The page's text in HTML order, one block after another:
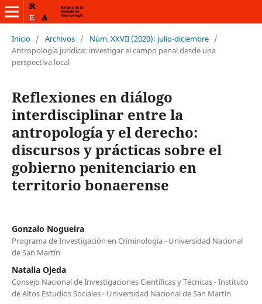
Inicio / Archivos / Núm. XXVII (2020): julio-diciembre /
Antropología jurídica: investigar el campo penal desde una
perspectiva local
Reflexiones en diálogo
interdisciplinar entre la
antropología y el derecho:
discursos y prácticas sobre el
gobierno penitenciario en
territorio bonaerense
Gonzalo Nogueira
Programa de Investigación en Criminología - Universidad Nacional
de San Martín
Natalia Ojeda
Consejo Nacional de Investigaciones Científicas y Técnicas - Instituto
de Altos Estudios Sociales - Universidad Nacional de San Martín